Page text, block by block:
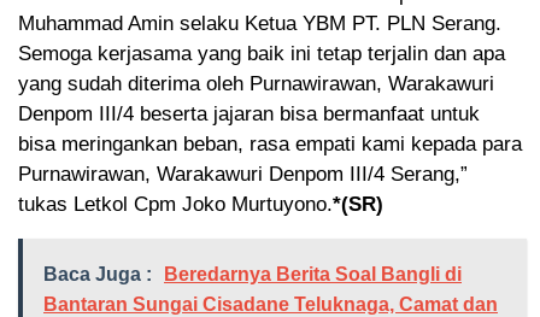
Muhammad Amin selaku Ketua YBM PT. PLN Serang.
Semoga kerjasama yang baik ini tetap terjalin dan apa
yang sudah diterima oleh Purnawirawan, Warakawuri
Denpom III/4 beserta jajaran bisa bermanfaat untuk
bisa meringankan beban, rasa empati kami kepada para
Purnawirawan, Warakawuri Denpom III/4 Serang,”
tukas Letkol Cpm Joko Murtuyono.*(SR)
Baca Juga :
Beredarnya Berita Soal Bangli di
Bantaran Sungai Cisadane Teluknaga, Camat dan